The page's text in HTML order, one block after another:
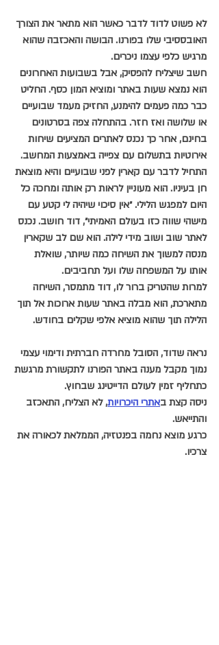
לא פשוט לדוד לדבר כאשר הוא מתאר את הצורך
האובססיבי שלו בפורנו. הבושה והאכזבה שהוא
מרגיש כלפי עצמו ניכרים.
חשב שיצליח להפסיק, אבל בשבועות האחרונים
הוא נמצא שעות באתר ומוציא המון כסף. החליט
כבר כמה פעמים להימנע, החזיק מעמד שבועיים
או שלושה ואז חזר. בהתחלה צפה בסרטונים
בחינם, אחר כך נכנס לאתרים המציעים שיחות
אירוטיות בתשלום עם צפייה באמצעות המחשב.
התחיל לדבר עם קארין לפני שבועיים והיא מוצאת
חן בעיניו. הוא מעוניין לראות רק אותה ומחכה כל
היום למפגש הלילי. ״אין סיכוי שיהיה לי קטע עם
מישהי שווה כזו בעולם האמיתי״, דוד חושב. נכנס
לאתר שוב ושוב מידי לילה. הוא שם לב שקארין
מנסה למשוך את השיחה כמה שיותר, שואלת
אותו על המשפחה שלו ועל תחביבים.
למרות שהטריק ברור לו, דוד מתמסר, השיחה
מתארכת, הוא מבלה באתר שעות ארוכות אל תוך
הלילה תוך שהוא מוציא אלפי שקלים בחודש.
נראה שדוד, הסובל מחרדה חברתית ודימוי עצמי
נמוך מקבל מענה באתר הפורנו לתקשורת מרגשת
כתחליף זמין לעולם הדייטינג שבחוץ.
ניסה קצת באתרי היכרויות, לא הצליח, התאכזב
והתייאש.
כרגע מוצא נחמה בפנטזיה, הממלאת לכאורה את
צרכיו.